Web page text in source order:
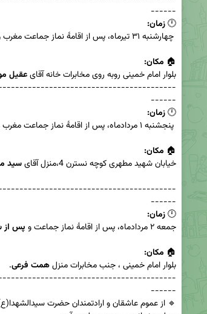
🕛 زمان:
🏠 مکان:
بلوار امام خمینی روبه روی مخابرات خانه آقای عقیل
🕛 زمان:
🏠 مکان:
خیابان شهید مطهری کوچه نسترن 4،منزل آقای
سید
🕛 زمان:
جمعه ۲ مردادماه‌، پس از اقامهٔ نماز جماعت و
پس از
🏠 مکان:
بلوار امام خمینی ، جنب مخابرات منزل همت فرعی